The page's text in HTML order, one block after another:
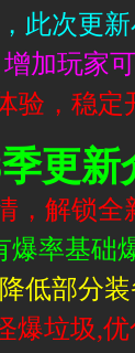
此次更新
加玩家
验，稳定
季更
，解锁全
率基础
低部分装
爆垃圾,